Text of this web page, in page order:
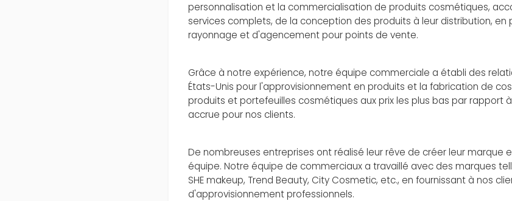
personnalisation et la commercialisation de produits cosmétiques,
services complets, de la conception des produits à leur distribution,
rayonnage et d'agencement pour points de vente.
Grâce à notre expérience, notre équipe commerciale a établi des
États-Unis pour l'approvisionnement en produits et la fabrication de
produits et portefeuilles cosmétiques aux prix les plus bas par rapport
accrue pour nos clients.
De nombreuses entreprises ont réalisé leur rêve de créer leur
équipe. Notre équipe de commerciaux a travaillé avec des marques
SHE makeup, Trend Beauty, City Cosmetic, etc., en fournissant à nos
d'approvisionnement professionnels.